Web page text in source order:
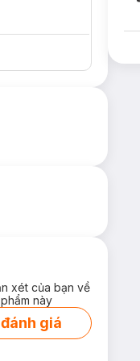
xét của bạn về
này
giá